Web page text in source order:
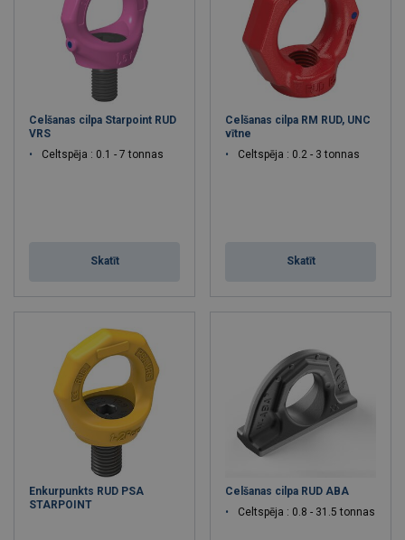
Celšanas cilpa Starpoint RUD
VRS
Celtspēja : 0.1 - 7 tonnas
Skatīt
Celšanas cilpa RM RUD, UNC
vītne
Celtspēja : 0.2 - 3 tonnas
Skatīt
Enkurpunkts RUD PSA
STARPOINT
Celšanas cilpa RUD ABA
Celtspēja : 0.8 - 31.5 tonnas